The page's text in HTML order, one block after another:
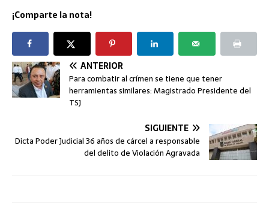
¡Comparte la nota!
ANTERIOR
Para combatir al crímen se tiene que tener
herramientas similares: Magistrado Presidente del
TSJ
SIGUIENTE
Dicta Poder Judicial 36 años de cárcel a responsable
del delito de Violación Agravada